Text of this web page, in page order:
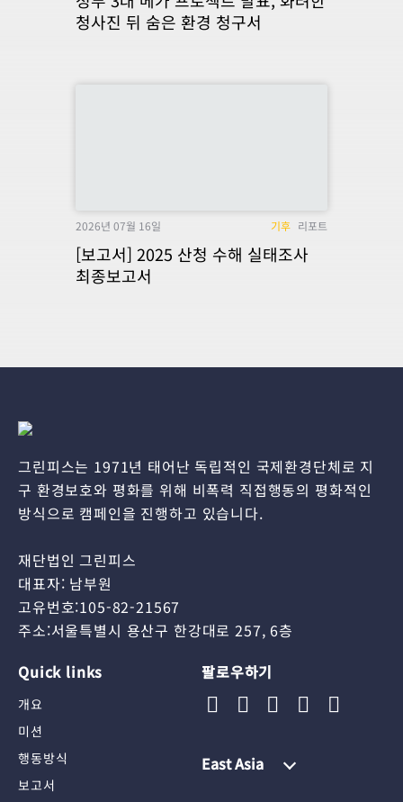
청사진 뒤 숨은 환경 청구서
2026년 07월 16일 기후 리포트
[보고서] 2025 산청 수해 실태조사
최종보고서
그린피스는 1971년 태어난 독립적인 국제환경단체로 지
구 환경보호와 평화를 위해 비폭력 직접행동의 평화적인
방식으로 캠페인을 진행하고 있습니다.
재단법인 그린피스
대표자: 남부원
고유번호:105-82-21567
주소:서울특별시 용산구 한강대로 257, 6층
Quick links
개요
미션
행동방식
보고서
팔로우하기
East Asia